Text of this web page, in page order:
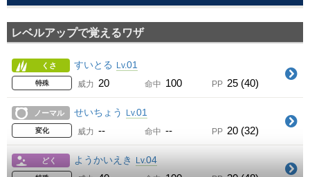
レベルアップで覚えるワザ
くさ すいとる Lv.01
特殊 威力 20 命中 100 PP 25 (40)
ノーマル せいちょう Lv.01
変化 威力 -- 命中 -- PP 20 (32)
どく ようかいえき Lv.04